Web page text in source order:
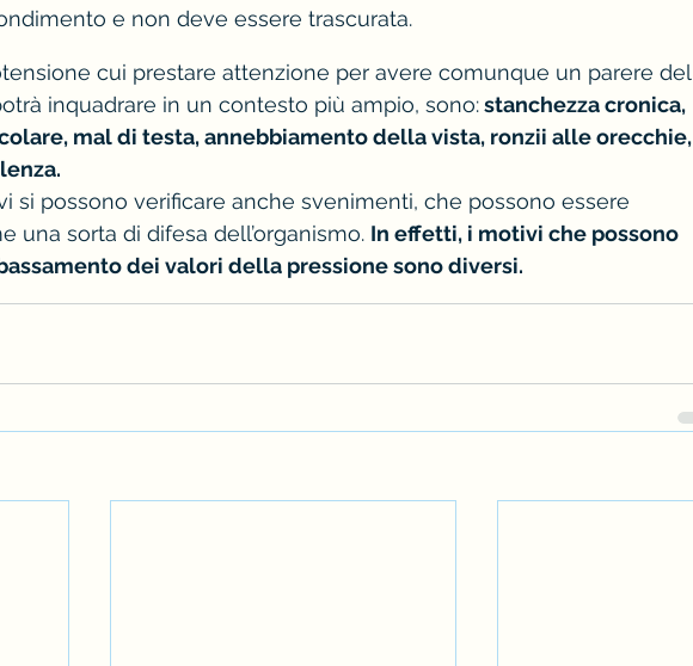
e non deve essere trascurata.
cui prestare attenzione per avere comunque un parere del
inquadrare in un contesto più ampio, sono: stanchezza cronica,
mal di testa, annebbiamento della vista, ronzii alle orecchie,
si possono verificare anche svenimenti, che possono essere
una sorta di difesa dell’organismo. In effetti, i motivi che possono
dei valori della pressione sono diversi.